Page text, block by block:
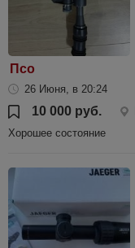
Псо
26 Июня, в 20:24
10 000 руб.
Хорошее состояние